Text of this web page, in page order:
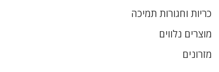
כריות וחגורות תמיכה
מוצרים נלווים
מזרונים